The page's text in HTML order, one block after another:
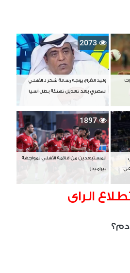
2073
وليد الفراج يوجه رسالة شكر لـ الأهلي
المصري بعد تعديل تهنئة بطل آسيا
1897
المستبعدين من قائمة الأهلي لمواجهة
بيراميدز
الراى